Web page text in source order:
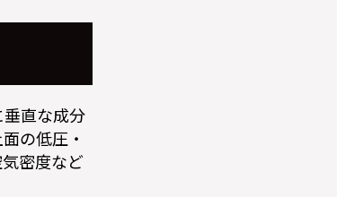
直な成分
の低圧・
密度など